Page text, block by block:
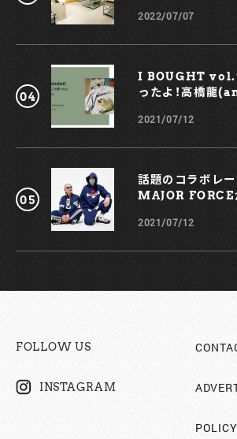
性が高く、笛もついているのでこれがベス
言えば「レザーマン」という選択肢もある
話の電源」をいかにセーブするかがポイン
のライトではなく、ヘッドライトを使うの
イズ感ならば、苦もなく持ち歩けます』 3. ウルトラランチ ビ
バークレーション 『本来こちらは山用の食品ですが、「美味し
い、１食４００キロカロリー、水で戻すこと
ランチ ビバークレーション』をプレゼントし
200mlを容器に注ぎ、こちらの『ウルトラ
ション』を入れ、40秒間かき混ぜれば完成
ころ、キャンプ用食品にありがちな「薄味
という問題をまるっきり解決してくれる、
も！
2022/07/07
I BOUGHT
ったよ！高橋龍
2021/07/12
話題のコラボレ
MAJOR FORCE
2021/07/12
FOLLOW US
INSTAGRAM
POLICY